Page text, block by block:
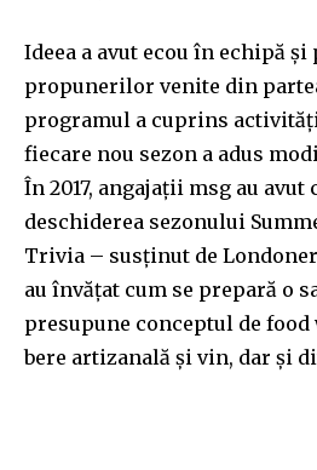
Ideea a avut ecou în echipă şi
propunerilor venite din
programul a cuprins
fiecare nou sezon a adus
În 2017, angajații msg au
deschiderea sezonului
Trivia – susţinut de Londoner
au învățat cum se prepară o
presupune conceptul de food
bere artizanală și vin, dar și